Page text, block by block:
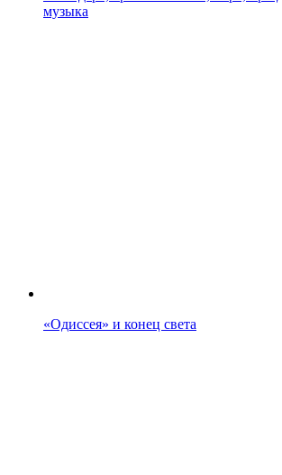
музыка
«Одиссея» и конец света